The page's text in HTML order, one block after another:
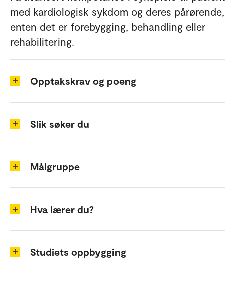
med kardiologisk sykdom og deres pårørende,
enten det er forebygging, behandling eller
rehabilitering.
Opptakskrav og poeng
Slik søker du
Målgruppe
Hva lærer du?
Studiets oppbygging